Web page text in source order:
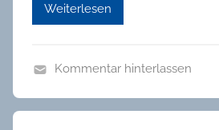
Weiterlesen
a
Kommentar hinterlassen